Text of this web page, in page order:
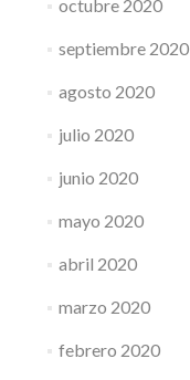
octubre 2020
septiembre 2020
agosto 2020
julio 2020
junio 2020
mayo 2020
abril 2020
marzo 2020
febrero 2020